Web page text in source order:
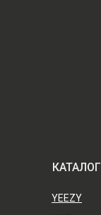
КАТАЛОГ
YEEZY